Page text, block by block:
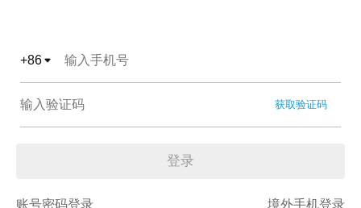
+86
获取验证码
登录
账号密码登录 境外手机登录